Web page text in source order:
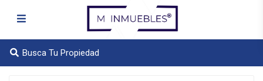
Busca Tu Propiedad